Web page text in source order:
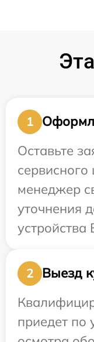
1
Оставьте
менеджер
уточнения
устройства
2
Выезд
приедет по